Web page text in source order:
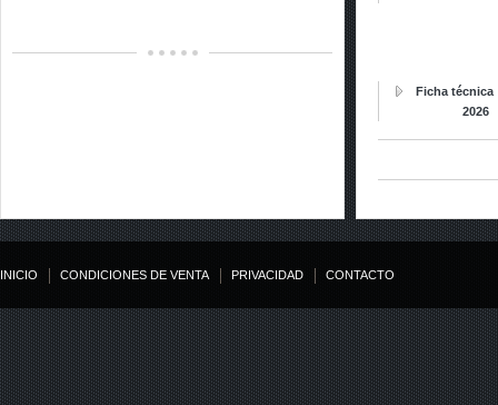
Ficha técnica
2026
INICIO CONDICIONES DE VENTA PRIVACIDAD CONTACTO